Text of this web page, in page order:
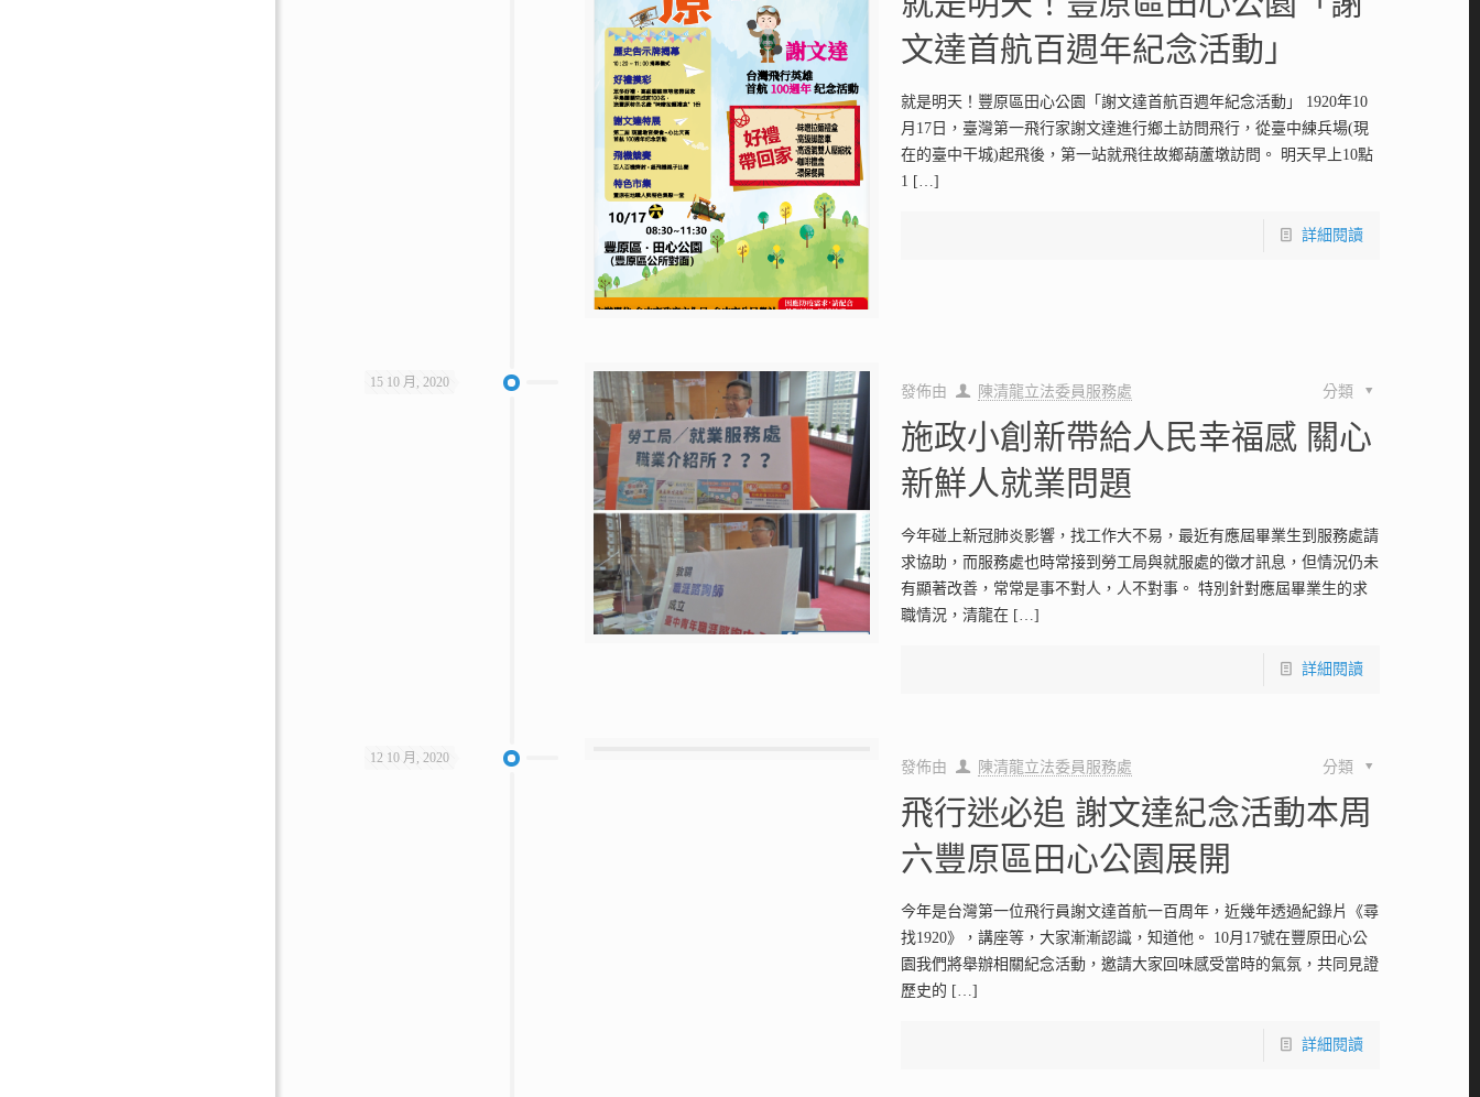
文達首航百週年紀念活動」
就是明天！豐原區田心公園「謝文達首航百週年紀念活動」 1920年10
月17日，臺灣第一飛行家謝文達進行鄉土訪問飛行，從臺中練兵場(現
在的臺中干城)起飛後，第一站就飛往故鄉葫蘆墩訪問。 明天早上10點
1 […]
詳細閱讀
15 10 月, 2020
發佈由 陳清龍立法委員服務處 分類
施政小創新帶給人民幸福感 關心
新鮮人就業問題
今年碰上新冠肺炎影響，找工作大不易，最近有應屆畢業生到服務處請
求協助，而服務處也時常接到勞工局與就服處的徵才訊息，但情況仍未
有顯著改善，常常是事不對人，人不對事。 特別針對應屆畢業生的求
職情況，清龍在 […]
詳細閱讀
12 10 月, 2020
發佈由 陳清龍立法委員服務處 分類
飛行迷必追 謝文達紀念活動本周
六豐原區田心公園展開
今年是台灣第一位飛行員謝文達首航一百周年，近幾年透過紀錄片《尋
找1920》，講座等，大家漸漸認識，知道他。 10月17號在豐原田心公
園我們將舉辦相關紀念活動，邀請大家回味感受當時的氣氛，共同見證
歷史的 […]
詳細閱讀